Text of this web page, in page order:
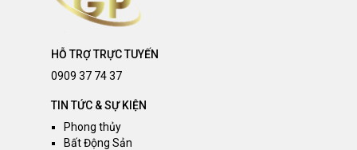
HỖ TRỢ TRỰC TUYẾN
0909 37 74 37
TIN TỨC & SỰ KIỆN
Phong thủy
Bất Động Sản